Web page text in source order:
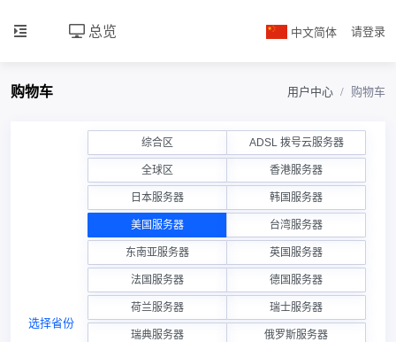
总览 中文简体 请登录
购物车 用户中心 购物车
选择省份
综合区 ADSL 拨号云服务器
全球区 香港服务器
日本服务器 韩国服务器
美国服务器 台湾服务器
东南亚服务器 英国服务器
法国服务器 德国服务器
荷兰服务器 瑞士服务器
瑞典服务器 俄罗斯服务器